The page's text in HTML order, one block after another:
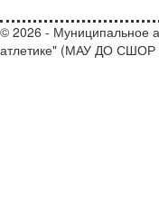
© 2026 - Муниципальное
атлетике" (МАУ ДО СШОР